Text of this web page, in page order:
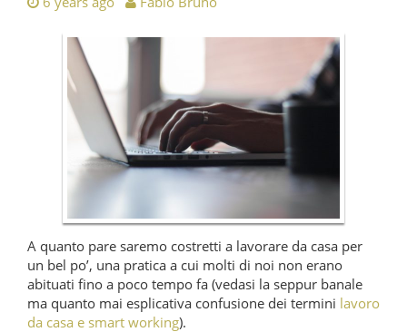
A quanto pare saremo costretti a lavorare da casa per
un bel po’, una pratica a cui molti di noi non erano
abituati fino a poco tempo fa (vedasi la seppur banale
ma quanto mai esplicativa confusione dei termini lavoro
da casa e smart working).